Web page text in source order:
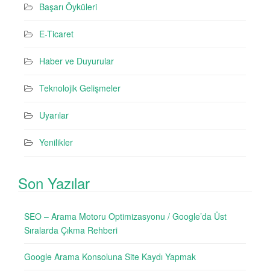
Başarı Öyküleri
E-Ticaret
Haber ve Duyurular
Teknolojik Gelişmeler
Uyarılar
Yenilikler
Son Yazılar
SEO – Arama Motoru Optimizasyonu / Google’da Üst
Sıralarda Çıkma Rehberi
Google Arama Konsoluna Site Kaydı Yapmak